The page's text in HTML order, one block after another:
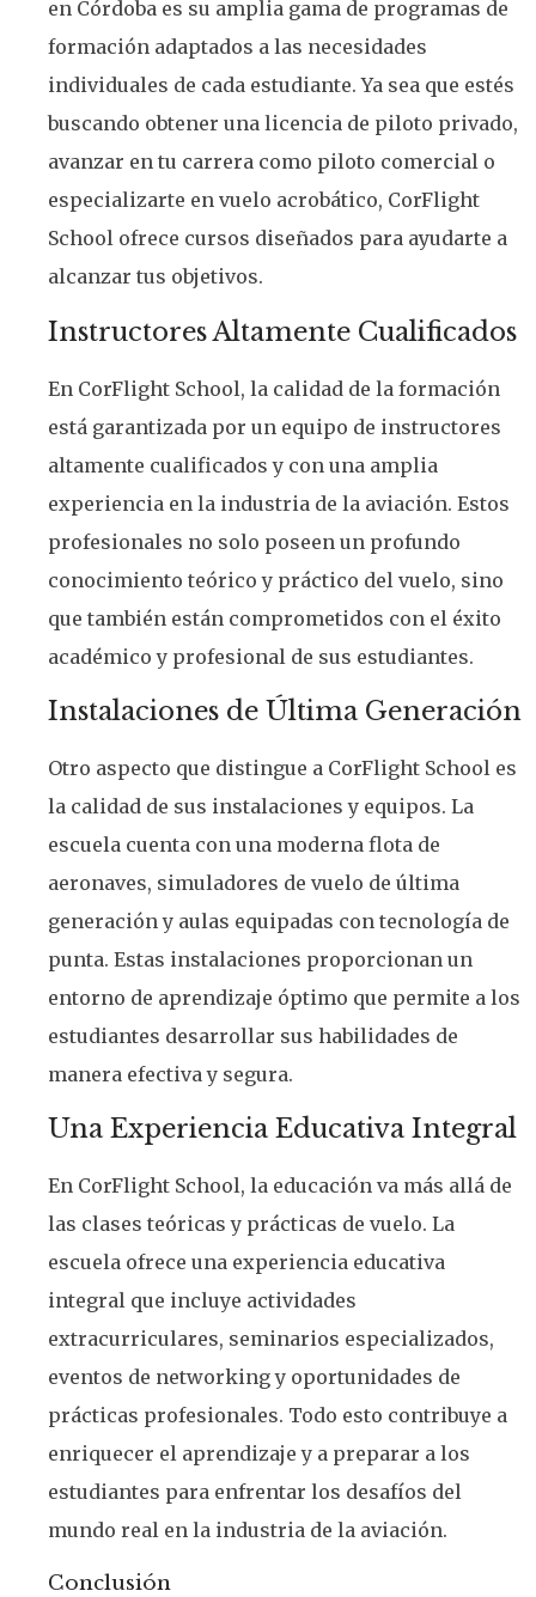
en Córdoba es su amplia gama de programas de
formación adaptados a las necesidades
individuales de cada estudiante. Ya sea que estés
buscando obtener una licencia de piloto privado,
avanzar en tu carrera como piloto comercial o
especializarte en vuelo acrobático, CorFlight
School ofrece cursos diseñados para ayudarte a
alcanzar tus objetivos.
Instructores Altamente Cualificados
En CorFlight School, la calidad de la formación
está garantizada por un equipo de instructores
altamente cualificados y con una amplia
experiencia en la industria de la aviación. Estos
profesionales no solo poseen un profundo
conocimiento teórico y práctico del vuelo, sino
que también están comprometidos con el éxito
académico y profesional de sus estudiantes.
Instalaciones de Última Generación
Otro aspecto que distingue a CorFlight School es
la calidad de sus instalaciones y equipos. La
escuela cuenta con una moderna flota de
aeronaves, simuladores de vuelo de última
generación y aulas equipadas con tecnología de
punta. Estas instalaciones proporcionan un
entorno de aprendizaje óptimo que permite a los
estudiantes desarrollar sus habilidades de
manera efectiva y segura.
Una Experiencia Educativa Integral
En CorFlight School, la educación va más allá de
las clases teóricas y prácticas de vuelo. La
escuela ofrece una experiencia educativa
integral que incluye actividades
extracurriculares, seminarios especializados,
eventos de networking y oportunidades de
prácticas profesionales. Todo esto contribuye a
enriquecer el aprendizaje y a preparar a los
estudiantes para enfrentar los desafíos del
mundo real en la industria de la aviación.
Conclusión